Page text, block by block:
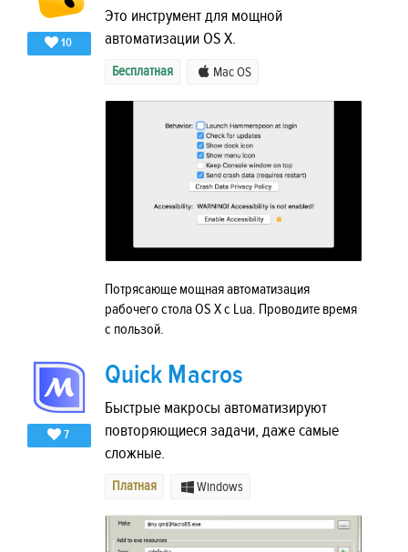
10
Это инструмент для мощной
автоматизации OS X.
Бесплатная Mac OS
Потрясающе мощная автоматизация
рабочего стола OS X с Lua. Проводите время
с пользой.
7
Quick Macros
Быстрые макросы автоматизируют
повторяющиеся задачи, даже самые
сложные.
Платная Windows